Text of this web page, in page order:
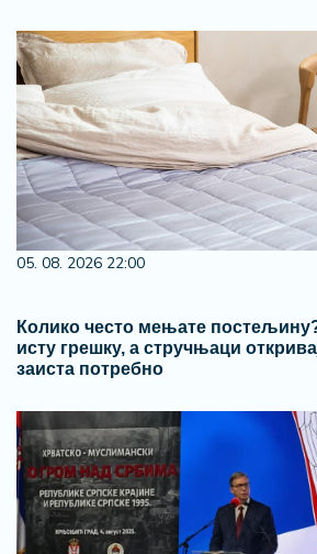
05. 08. 2026 22:00
Колико често мењате
исту грешку, а стручњаци
заиста потребно